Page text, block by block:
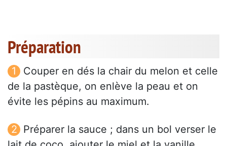
Préparation
Couper en dés la chair du melon et celle
de la pastèque, on enlève la peau et on
évite les pépins au maximum.
Préparer la sauce ; dans un bol verser le